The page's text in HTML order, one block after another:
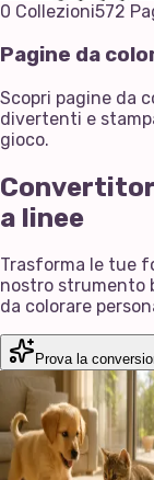
0 Collezioni572
Pagine da
Scopri pagine da
divertenti e
gioco.
a linee
Trasforma le tue
nostro strumento
da colorare
Prova la